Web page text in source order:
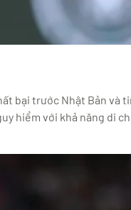
bại trước Nhật Bản và
hiểm với khả năng di